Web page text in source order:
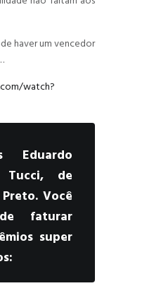
haver um vencedor
watch?
Eduardo
Tucci, de
Você
faturar
super